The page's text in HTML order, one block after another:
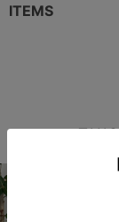
ITEMS